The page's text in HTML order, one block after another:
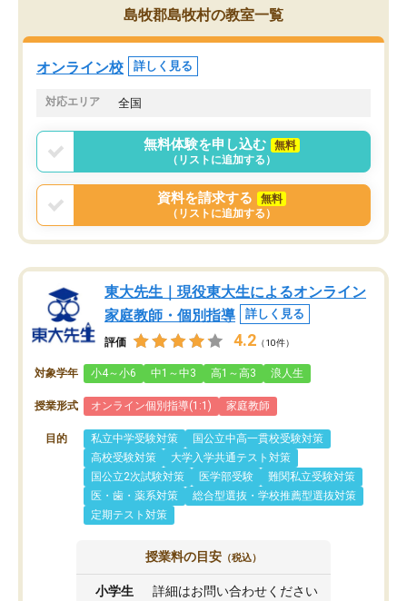
がら頑張って欲しいと思います！
島牧郡島牧村の教室一覧
オンライン校 詳しく見る
対応エリア 全国
無料体験を申し込む
無料
（リストに追加する）
資料を請求する
無料
（リストに追加する）
東大先生｜現役東大生によるオンライン
家庭教師・個別指導
詳しく見る
評価 4.2 （10件）
対象学年 小4～小6 中1～中3 高1～高3 浪人生
授業形式 オンライン個別指導(1:1) 家庭教師
目的 私立中学受験対策
国公立中高一貫校受験対策
高校受験対策
大学入学共通テスト対策
国公立2次試験対策
医学部受験
難関私立受験対策
医・歯・薬系対策
総合型選抜・学校推薦型選抜対策
定期テスト対策
授業料の目安 （税込）
小学生 詳細はお問い合わせください